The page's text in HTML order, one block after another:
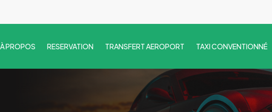
À PROPOS RESERVATION TRANSFERT AEROPORT TAXI CONVENTIONNÉ